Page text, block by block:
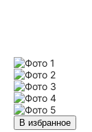
В избранное